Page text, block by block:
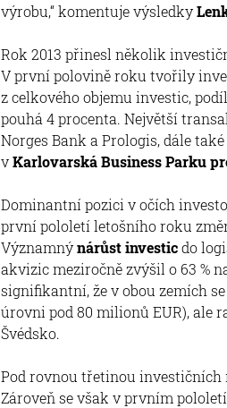
výrobu,“ komentuje výsledky
Rok 2013 přinesl několik
V první polovině roku tvořily
z celkového objemu investic,
pouhá 4 procenta. Největší
Norges Bank a Prologis, dále
vKarlovarská Business Parku
Dominantní pozici v očích
první pololetí letošního roku
Významnýnárůst investicdo
akvizic meziročně zvýšil o 63 %
signifikantní, že v obou zemích
úrovni pod 80 milionů EUR), ale
Švédsko.
Pod rovnou třetinou
Zároveň se však v prvním